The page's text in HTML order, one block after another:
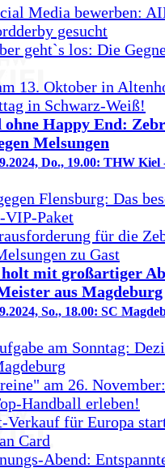
Media bewerben:
gesucht
geht`s los: Die
13. Oktober in
in Schwarz-Weiß!
ohne Happy End:
Melsungen
Do., 19.00: THW
Flensburg: Das
VIP-Paket
für die
zu Gast
mit großartiger
aus Magdeburg
So., 18.00: SC
am Sonntag:
am 26.
Handball erleben!
für Europa
Card
Abend: